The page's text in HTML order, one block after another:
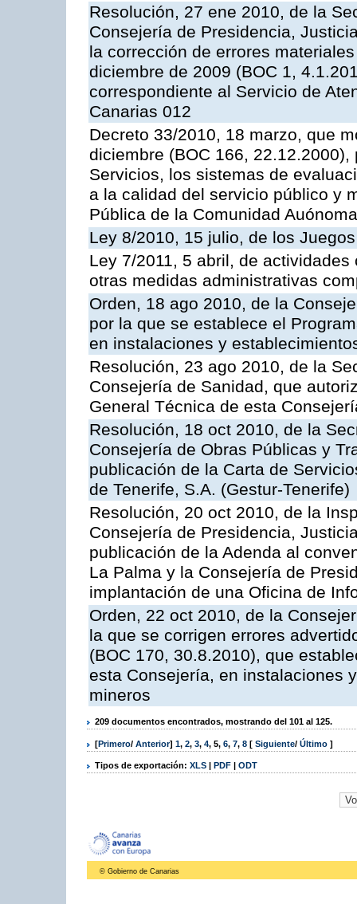
Resolución, 27 ene 2010, de la
Consejería de Presidencia,
la corrección de errores
diciembre de 2009 (BOC 1,
correspondiente al Servicio de
Canarias 012
Decreto 33/2010, 18 marzo, que
diciembre (BOC 166,
Servicios, los sistemas de
a la calidad del servicio público y
Pública de la Comunidad
Ley 8/2010, 15 julio, de los
Ley 7/2011, 5 abril, de
otras medidas administrativas
Orden, 18 ago 2010, de la
por la que se establece el
en instalaciones y
Resolución, 23 ago 2010, de la
Consejería de Sanidad, que
General Técnica de esta
Resolución, 18 oct 2010, de la
Consejería de Obras Públicas y
publicación de la Carta de
de Tenerife, S.A. (Gestur-Tenerife)
Resolución, 20 oct 2010, de la
Consejería de Presidencia,
publicación de la Adenda al
La Palma y la Consejería de
implantación de una Oficina de
Orden, 22 oct 2010, de la
la que se corrigen errores
(BOC 170, 30.8.2010), que
esta Consejería, en instalaciones
mineros
209 documentos encontrados, mostrando del 101 al 125.
[Primero/ Anterior] 1, 2, 3, 4, 5, 6, 7, 8 [ Siguiente/ Último ]
Tipos de exportación: XLS | PDF | ODT
© Gobierno de Canarias